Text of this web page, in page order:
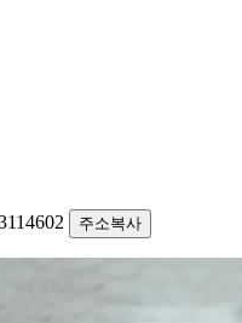
주소복사